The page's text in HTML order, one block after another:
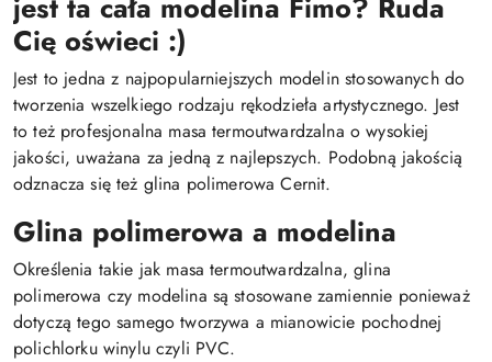
Cię oświeci :)
Jest to jedna z najpopularniejszych modelin stosowanych do
tworzenia wszelkiego rodzaju rękodzieła artystycznego. Jest
to też profesjonalna masa termoutwardzalna o wysokiej
jakości, uważana za jedną z najlepszych. Podobną jakością
odznacza się też glina polimerowa Cernit.
Glina polimerowa a modelina
Określenia takie jak masa termoutwardzalna, glina
polimerowa czy modelina są stosowane zamiennie ponieważ
dotyczą tego samego tworzywa a mianowicie pochodnej
polichlorku winylu czyli PVC.